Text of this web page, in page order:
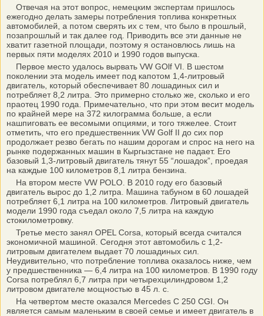
Отвечая на этот вопрос, немецким экспертам пришлось
ежегодно делать замеры потребления топлива конкретных
автомобилей, а потом сверять их с тем, что было в прошлый,
позапрошлый и так далее год. Приводить все эти данные не
хватит газетной площади, поэтому я остановлюсь лишь на
первых пяти моделях 2010 и 1990 годов выпуска.
Первое место удалось вырвать VW GОlf VI. В шестом
поколении эта модель имеет под капотом 1,4-литровый
двигатель, который обеспечивает 80 лошадиных сил и
потребляет 8,2 литра. Это примерно столько же, сколько и его
праотец 1990 года. Примечательно, что при этом весит модель
по крайней мере на 372 килограмма больше, а если
нашпиговать ее весомыми опциями, и того тяжелее. Стоит
отметить, что его предшественник VW Golf II до сих пор
продолжает резво бегать по нашим дорогам и спрос на него на
рынке подержанных машин в Кыргызстане не падает. Его
базовый 1,3-литровый двигатель тянут 55 “лошадок”, проедая
на каждые 100 километров 8,1 литра бензина.
На втором месте VW РОLO. В 2010 году его базовый
двигатель вырос до 1,2 литра. Машина табуном в 60 лошадей
потребляет 6,1 литра на 100 километров. Литровый двигатель
модели 1990 года съедал около 7,5 литра на каждую
стокилометровку.
Третье место занял OPEL Cоrsa, который всегда считался
экономичной машиной. Сегодня этот автомобиль с 1,2-
литровым двигателем выдает 70 лошадиных сил.
Неудивительно, что потребление топлива оказалось ниже, чем
у предшественника — 6,4 литра на 100 километров. В 1990 году
Corsа потреблял 6,7 литра при четырехцилиндровом 1,2
литровом двигателе мощностью в 45 л. с.
На четвертом месте оказался Mercedes C 250 CGI. Он
является самым маленьким в своей семье и имеет двигатель в